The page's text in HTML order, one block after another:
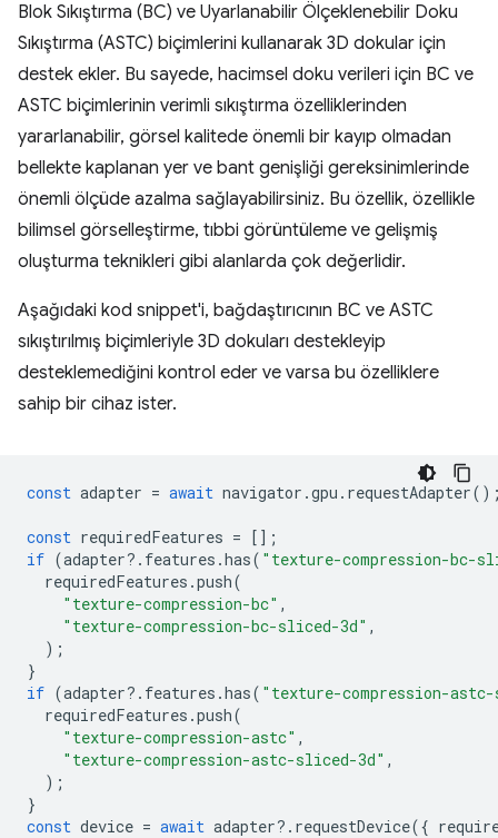
Blok Sıkıştırma (BC) ve Uyarlanabilir Ölçeklenebilir Doku
Sıkıştırma (ASTC) biçimlerini kullanarak 3D dokular için
destek ekler. Bu sayede, hacimsel doku verileri için BC ve
ASTC biçimlerinin verimli sıkıştırma özelliklerinden
yararlanabilir, görsel kalitede önemli bir kayıp olmadan
bellekte kaplanan yer ve bant genişliği gereksinimlerinde
önemli ölçüde azalma sağlayabilirsiniz. Bu özellik, özellikle
bilimsel görselleştirme, tıbbi görüntüleme ve gelişmiş
oluşturma teknikleri gibi alanlarda çok değerlidir.
Aşağıdaki kod snippet'i, bağdaştırıcının BC ve ASTC
sıkıştırılmış biçimleriyle 3D dokuları destekleyip
desteklemediğini kontrol eder ve varsa bu özelliklere
sahip bir cihaz ister.
const adapter = await navigator .gpu . requestAdapter
const requiredFeatures = [];
if (adapter? . features .has( "texture-compression-bc-
requiredFeatures .push(
"texture-compression-bc" ,
"texture-compression-bc-sliced-3d" ,
);
}
if (adapter? . features .has( "texture-compression-
requiredFeatures .push(
"texture-compression-astc" ,
"texture-compression-astc-sliced-3d" ,
);
}
const device = await adapter? . requestDevice({